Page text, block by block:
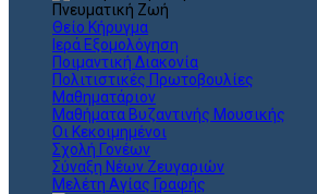
Πνευματική Ζωή
Θείο Κήρυγμα
Ιερά Εξομολόγηση
Ποιμαντική Διακονία
Πολιτιστικές Πρωτοβουλίες
Μαθηματάριον
Μαθήματα Βυζαντινής Μουσικής
Οι Κεκοιμημένοι
Σχολή Γονέων
Σύναξη Νέων Ζευγαριών
Μελέτη Αγίας Γραφής